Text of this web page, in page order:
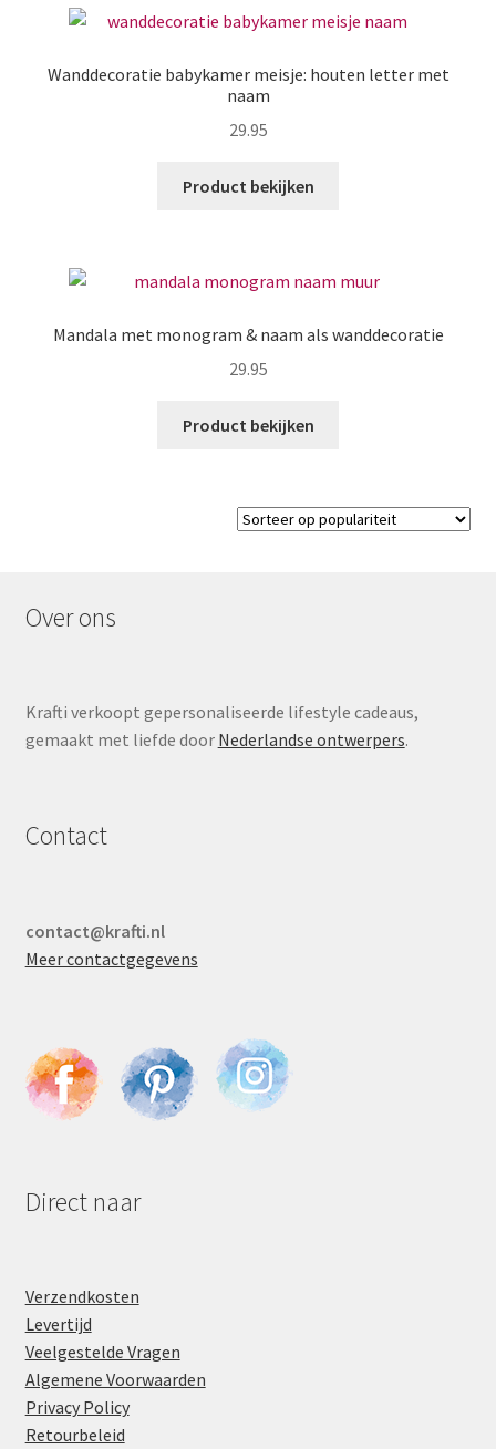
Wanddecoratie babykamer meisje: houten letter met
naam
29.95
Product bekijken
Mandala met monogram & naam als wanddecoratie
29.95
Product bekijken
Over ons
Krafti verkoopt gepersonaliseerde lifestyle cadeaus,
gemaakt met liefde door Nederlandse ontwerpers.
Contact
contact@krafti.nl
Meer contactgegevens
Direct naar
Verzendkosten
Levertijd
Veelgestelde Vragen
Algemene Voorwaarden
Privacy Policy
Retourbeleid